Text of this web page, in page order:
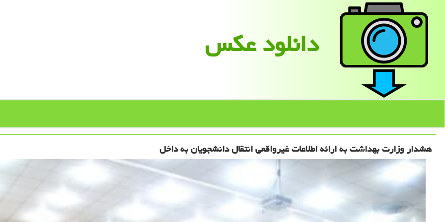
دانلود عكس
هشدار وزارت بهداشت به ارائه اطلاعات غیرواقعی انتقال دانشجویان به داخل